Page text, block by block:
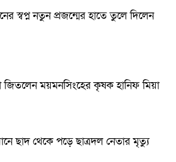
স্বপ্ন নতুন প্রজন্মের হাতে তুলে দিলেন
জিতলেন ময়মনসিংহের কৃষক হানিফ মিয়া
ছাদ থেকে পড়ে ছাত্রদল নেতার মৃত্যু